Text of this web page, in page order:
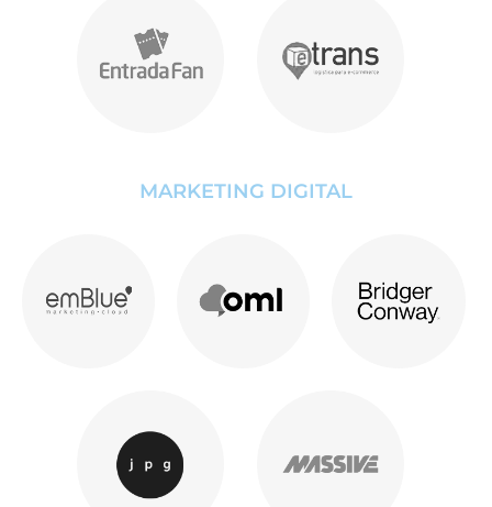
MARKETING DIGITAL